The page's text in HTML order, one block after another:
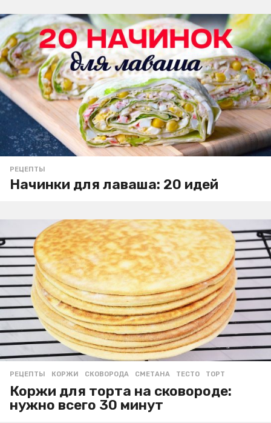
РЕЦЕПТЫ
Начинки для лаваша: 20 идей
РЕЦЕПТЫ КОРЖИ ,СКОВОРОДА ,СМЕТАНА ,ТЕСТО ,ТОРТ
Коржи для торта на сковороде:
нужно всего 30 минут